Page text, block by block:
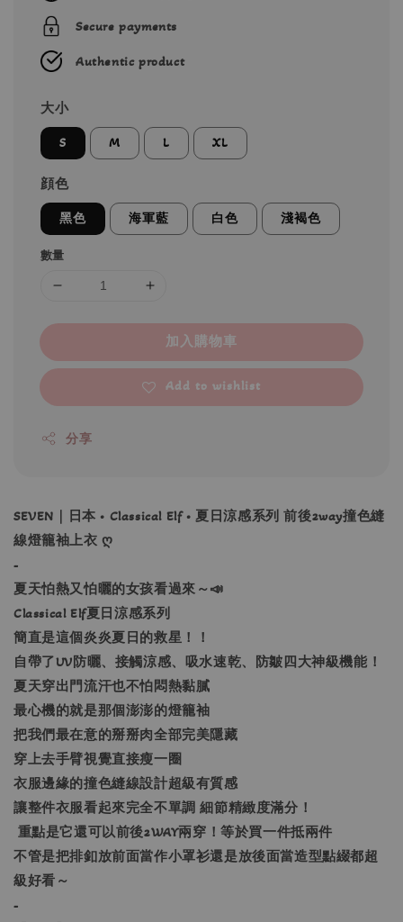
Secure payments
Authentic product
大小
S M L XL
顔色
黑色 海軍藍 白色 淺褐色
數量
加入購物車
Add to wishlist
分享
SEVEN｜日本 • Classical Elf • 夏日涼感系列 前後2way撞色縫
線燈籠袖上衣 ღ
-
夏天怕熱又怕曬的女孩看過來～📣
Classical Elf夏日涼感系列
簡直是這個炎炎夏日的救星！！
自帶了UV防曬、接觸涼感、吸水速乾、防皺四大神級機能！
夏天穿出門流汗也不怕悶熱黏膩
最心機的就是那個澎澎的燈籠袖
把我們最在意的掰掰肉全部完美隱藏
穿上去手臂視覺直接瘦一圈
衣服邊緣的撞色縫線設計超級有質感
讓整件衣服看起來完全不單調 細節精緻度滿分！
重點是它還可以前後2WAY兩穿！等於買一件抵兩件
不管是把排釦放前面當作小罩衫還是放後面當造型點綴都超
級好看～
-